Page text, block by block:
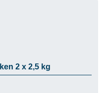
2 x 2,5 kg